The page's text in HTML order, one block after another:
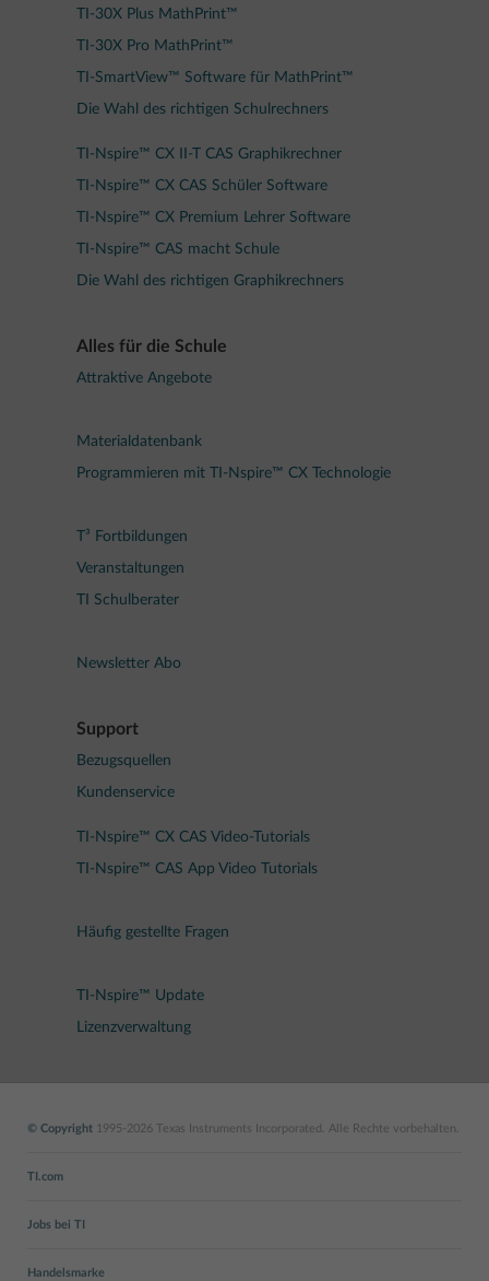
TI-30X Plus MathPrint™
TI-30X Pro MathPrint™
TI-SmartView™ Software für MathPrint™
Die Wahl des richtigen Schulrechners
TI-Nspire™ CX II-T CAS Graphikrechner
TI-Nspire™ CX CAS Schüler Software
TI-Nspire™ CX Premium Lehrer Software
TI-Nspire™ CAS macht Schule
Die Wahl des richtigen Graphikrechners
Alles für die Schule
Attraktive Angebote
Materialdatenbank
Programmieren mit TI-Nspire™ CX Technologie
T³ Fortbildungen
Veranstaltungen
TI Schulberater
Newsletter Abo
Support
Bezugsquellen
Kundenservice
TI-Nspire™ CX CAS Video-Tutorials
TI-Nspire™ CAS App Video Tutorials
Häufig gestellte Fragen
TI-Nspire™ Update
Lizenzverwaltung
© Copyright 1995-2026 Texas Instruments Incorporated. Alle Rechte vorbehalten.
TI.com
Jobs bei TI
Handelsmarke